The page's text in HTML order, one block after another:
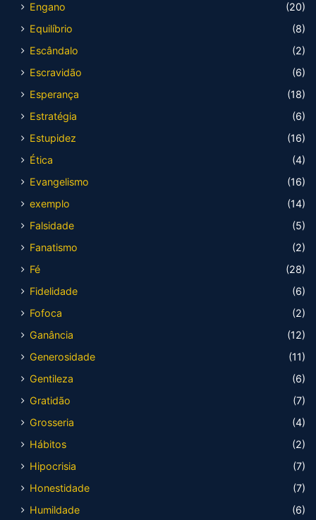
Engano
(20)
Equilíbrio
(8)
Escândalo
(2)
Escravidão
(6)
Esperança
(18)
Estratégia
(6)
Estupidez
(16)
Ética
(4)
Evangelismo
(16)
exemplo
(14)
Falsidade
(5)
Fanatismo
(2)
Fé
(28)
Fidelidade
(6)
Fofoca
(2)
Ganância
(12)
Generosidade
(11)
Gentileza
(6)
Gratidão
(7)
Grosseria
(4)
Hábitos
(2)
Hipocrisia
(7)
Honestidade
(7)
Humildade
(6)